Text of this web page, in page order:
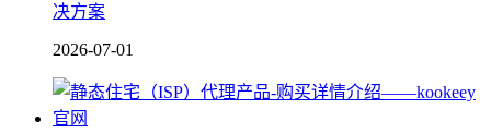
决方案
2026-07-01